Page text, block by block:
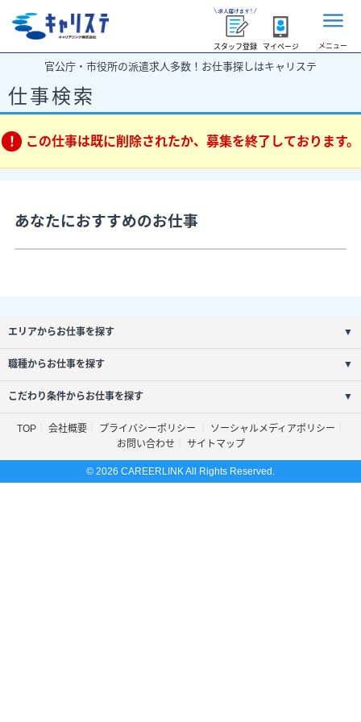
スタッフ登録 マイページ メニュー
官公庁・市役所の派遣求人多数！お仕事探しはキャリステ
仕事検索
この仕事は既に削除されたか、募集を終了しております。
あなたにおすすめのお仕事
エリアからお仕事を探す ▼
職種からお仕事を探す ▼
こだわり条件からお仕事を探す ▼
TOP 会社概要 プライバシーポリシー
ソーシャルメディアポリシー
お問い合わせ
サイトマップ
© 2026 CAREERLINK All Rights Reserved.